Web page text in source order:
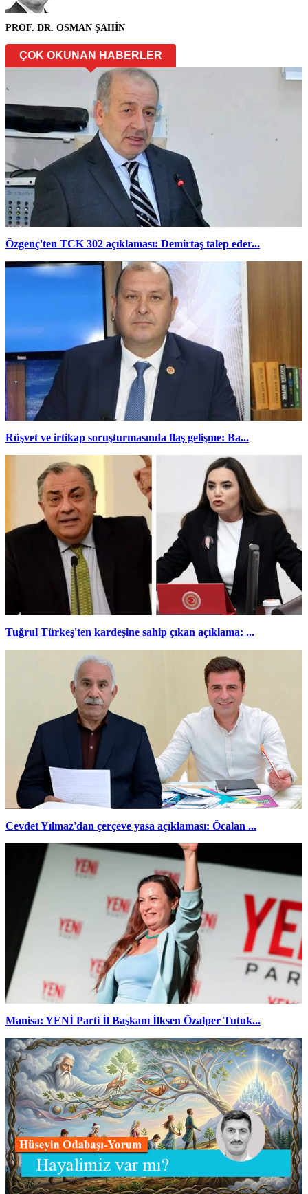
PROF. DR. OSMAN ŞAHİN
ÇOK OKUNAN HABERLER
Özgenç'ten TCK 302 açıklaması: Demirtaş talep eder...
Rüşvet ve irtikap soruşturmasında flaş gelişme: Ba...
Tuğrul Türkeş'ten kardeşine sahip çıkan açıklama: ...
Cevdet Yılmaz'dan çerçeve yasa açıklaması: Öcalan ...
Manisa: YENİ Parti İl Başkanı İlksen Özalper Tutuk...